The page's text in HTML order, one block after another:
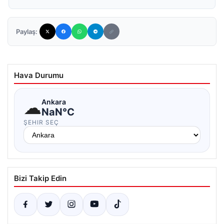
Paylaş:
Hava Durumu
☁Ankara
NaN°C
ŞEHIR SEÇ
Bizi Takip Edin